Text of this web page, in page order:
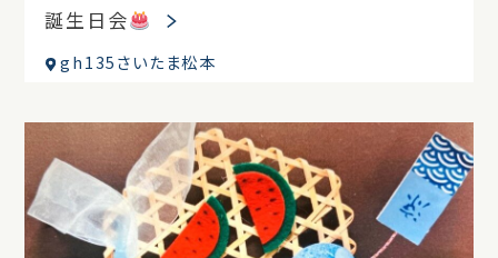
誕生日会
gh135さいたま松本